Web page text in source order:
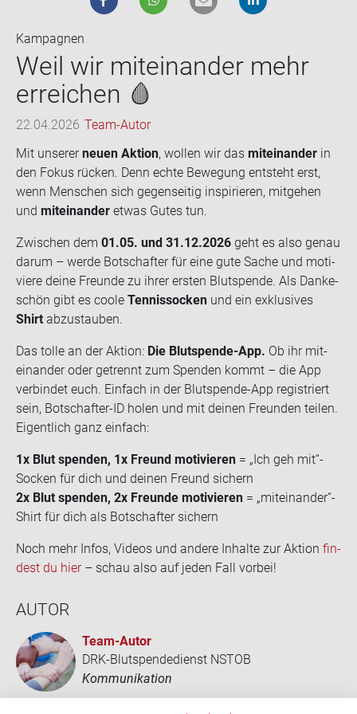
Kampagnen
Weil wir mit­ein­an­der mehr
er­rei­chen 🩸
22.04.2026 Team-Autor
Mit un­se­rerneuen Ak­ti­on, wol­len wir das mit­ein­an­der in
den Fokus rü­cken. Denn echte Be­we­gung ent­steht erst,
wenn Men­schen sich ge­gen­sei­tig in­spi­rie­ren, mit­ge­hen
und mit­ein­an­der etwas Gutes tun.
Zwi­schen dem 01.05. und 31.12.2026 geht es also genau
darum – werde Bot­schaf­ter für eine gute Sache und mo­ti­
vie­re deine Freun­de zu ihrer ers­ten Blut­spen­de. Als Dan­ke­
schön gibt es coole Ten­nis­so­cken und ein ex­klu­si­ves
Shirt ab­zu­stau­ben.
Das tolle an der Ak­ti­on: Die Blutspende-​App. Ob ihr mit­
ein­an­der oder ge­trennt zum Spen­den kommt – die App
ver­bin­det euch. Ein­fach in der Blutspende-​App re­gis­triert
sein, Botschafter-​ID holen und mit dei­nen Freun­den tei­len.
Ei­gent­lich ganz ein­fach:
1x Blut spen­den, 1x Freund mo­ti­vie­ren = „Ich geh mit“-​
Socken für dich und dei­nen Freund si­chern
2x Blut spen­den, 2x Freun­de mo­ti­vie­ren = „mit­ein­an­der“-​
Shirt für dich als Bot­schaf­ter si­chern
Noch mehr Infos, Vi­de­os und an­de­re In­hal­te zur Ak­ti­on fin­
dest du hier– schau also auf jeden Fall vor­bei!
AUTOR
Team-​Autor
DRK-Blutspendedienst NSTOB
Kommunikation